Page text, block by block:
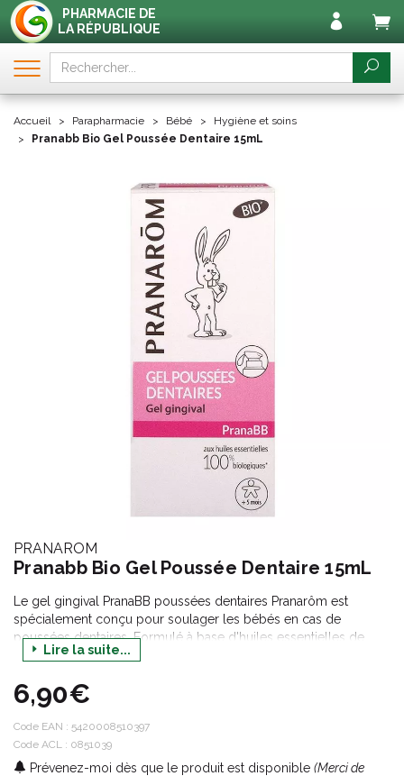
PHARMACIE DE
LA RÉPUBLIQUE
Accueil Parapharmacie Bébé
Hygiène et soins
Pranabb Bio Gel Poussée Dentaire 15mL
PRANAROM
Pranabb Bio Gel Poussée Dentaire 15mL
Le gel gingival PranaBB poussées dentaires Pranarôm est
spécialement conçu pour soulager les bébés en cas de
poussées dentaires. Formulé à base d'huiles essentielles de
giroflier, de katrafay et de camomille noble, il apaise les
Lire la suite...
6,90€
Code EAN : 5420008510397
Code ACL : 0851039
Prévenez-moi dès que le produit est disponible (Merci de